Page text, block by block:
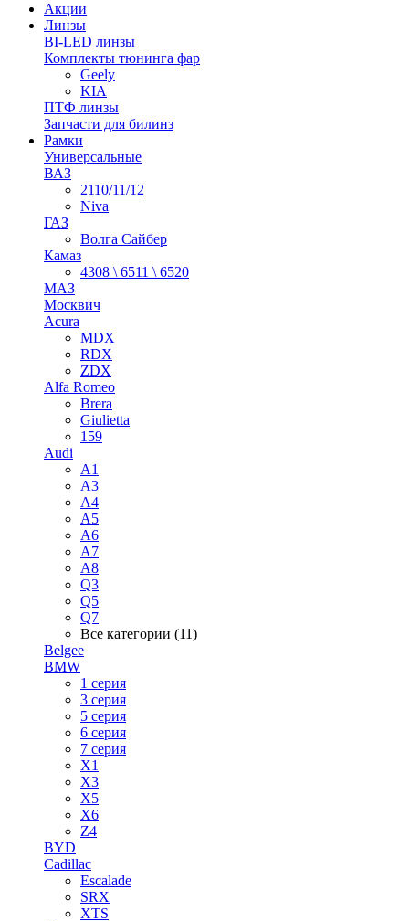
Акции
Линзы
BI-LED линзы
Комплекты тюнинга фар
Geely
KIA
ПТФ линзы
Запчасти для билинз
Рамки
Универсальные
ВАЗ
2110/11/12
Niva
ГАЗ
Волга Сайбер
Камаз
4308 \ 6511 \ 6520
МАЗ
Москвич
Acura
MDX
RDX
ZDX
Alfa Romeo
Brera
Giulietta
159
Audi
A1
A3
A4
A5
A6
A7
A8
Q3
Q5
Q7
Все категории (11)
Belgee
BMW
1 серия
3 серия
5 серия
6 серия
7 серия
X1
X3
X5
X6
Z4
BYD
Cadillac
Escalade
SRX
XTS